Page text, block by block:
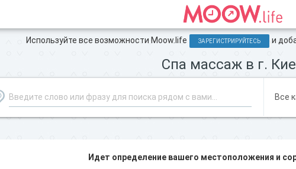
Используйте все возможности Moow.life ЗАРЕГИСТРИРУЙТЕСЬ и
Спа массаж в г.
Идет определение вашего местоположения и